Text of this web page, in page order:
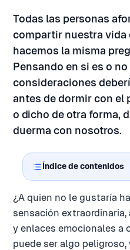
Todas las personas
compartir nuestra vida
hacemos la misma
Pensando en si es o
consideraciones
antes de dormir con el
o dicho de otra forma,
duerma con nosotros.
Índice de contenidos
¿A quien no le gustaría
sensación
y enlaces emocionales a
puede ser algo